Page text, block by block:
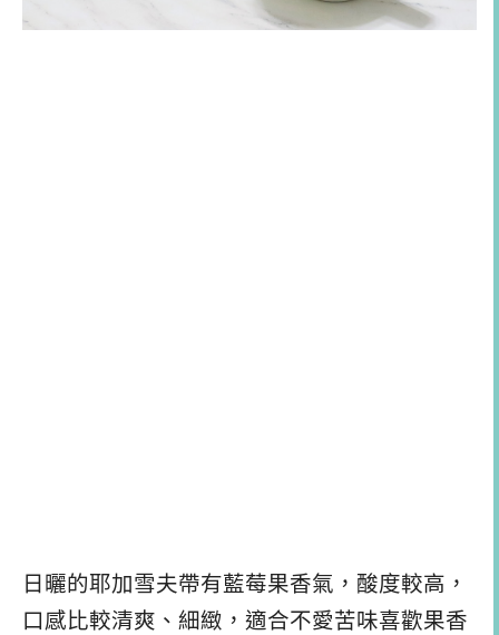
日曬的耶加雪夫帶有藍莓果香氣，酸度較高，
口感比較清爽、細緻，適合不愛苦味喜歡果香